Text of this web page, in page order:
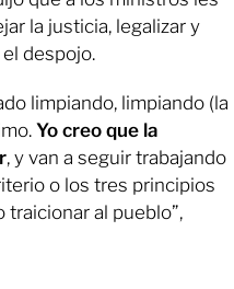
la justicia, legalizar y
despojo.
limpiando, limpiando (la
Yo creo que la
, y van a seguir trabajando
o los tres principios
traicionar al pueblo”,